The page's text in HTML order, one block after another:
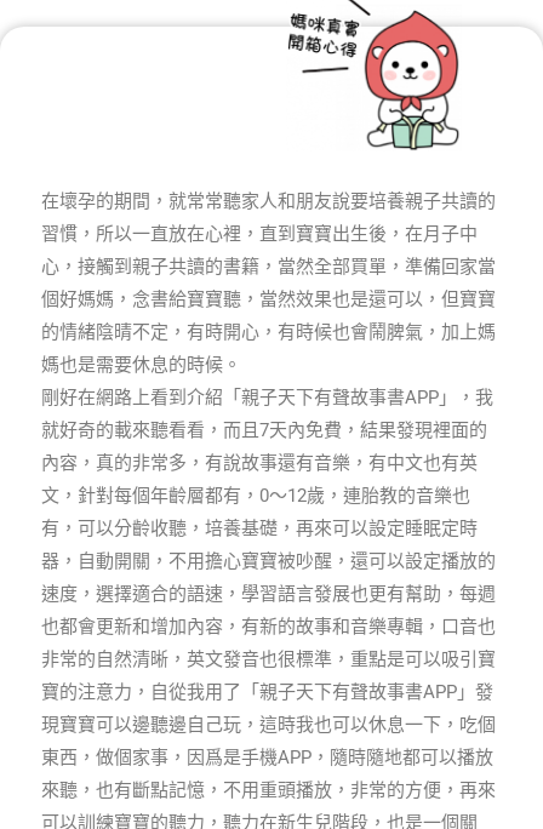
在壞孕的期間，就常常聽家人和朋友說要培養親子共讀的
習慣，所以一直放在心裡，直到寶寶出生後，在月子中
心，接觸到親子共讀的書籍，當然全部買單，準備回家當
個好媽媽，念書給寶寶聽，當然效果也是還可以，但寶寶
的情緒陰晴不定，有時開心，有時候也會鬧脾氣，加上媽
媽也是需要休息的時候。
剛好在網路上看到介紹「親子天下有聲故事書APP」，我
就好奇的載來聽看看，而且7天內免費，結果發現裡面的
內容，真的非常多，有說故事還有音樂，有中文也有英
文，針對每個年齡層都有，0～12歲，連胎教的音樂也
有，可以分齡收聽，培養基礎，再來可以設定睡眠定時
器，自動開關，不用擔心寶寶被吵醒，還可以設定播放的
速度，選擇適合的語速，學習語言發展也更有幫助，每週
也都會更新和增加內容，有新的故事和音樂專輯，口音也
非常的自然清晰，英文發音也很標準，重點是可以吸引寶
寶的注意力，自從我用了「親子天下有聲故事書APP」發
現寶寶可以邊聽邊自己玩，這時我也可以休息一下，吃個
東西，做個家事，因爲是手機APP，隨時隨地都可以播放
來聽，也有斷點記憶，不用重頭播放，非常的方便，再來
可以訓練寶寶的聽力，聽力在新生兒階段，也是一個關